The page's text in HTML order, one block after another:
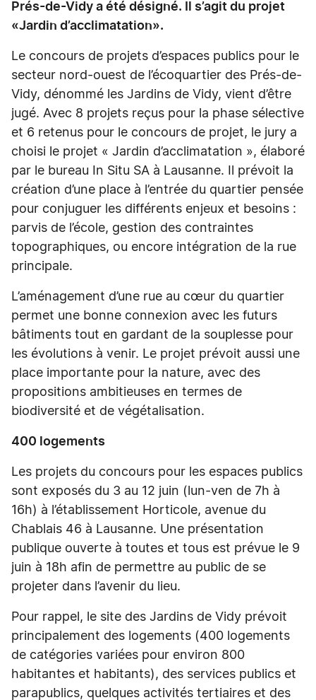
Prés-de-Vidy a été désigné. Il s’agit du projet
«Jardin d’acclimatation».
Le concours de projets d’espaces publics pour le
secteur nord-ouest de l’écoquartier des Prés-de-
Vidy, dénommé les Jardins de Vidy, vient d’être
jugé. Avec 8 projets reçus pour la phase sélective
et 6 retenus pour le concours de projet, le jury a
choisi le projet « Jardin d’acclimatation », élaboré
par le bureau In Situ SA à Lausanne. Il prévoit la
création d’une place à l’entrée du quartier pensée
pour conjuguer les différents enjeux et besoins :
parvis de l’école, gestion des contraintes
topographiques, ou encore intégration de la rue
principale.
L’aménagement d’une rue au cœur du quartier
permet une bonne connexion avec les futurs
bâtiments tout en gardant de la souplesse pour
les évolutions à venir. Le projet prévoit aussi une
place importante pour la nature, avec des
propositions ambitieuses en termes de
biodiversité et de végétalisation.
400 logements
Les projets du concours pour les espaces publics
sont exposés du 3 au 12 juin (lun-ven de 7h à
16h) à l’établissement Horticole, avenue du
Chablais 46 à Lausanne. Une présentation
publique ouverte à toutes et tous est prévue le 9
juin à 18h afin de permettre au public de se
projeter dans l’avenir du lieu.
Pour rappel, le site des Jardins de Vidy prévoit
principalement des logements (400 logements
de catégories variées pour environ 800
habitantes et habitants), des services publics et
parapublics, quelques activités tertiaires et des